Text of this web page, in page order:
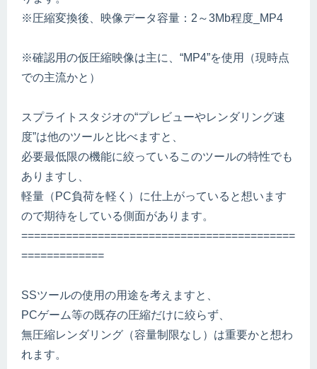
※圧縮変換後、映像データ容量：2～3Mb程度_MP4
※確認用の仮圧縮映像は主に、“MP4”を使用（現時点
での主流かと）
スプライトスタジオの“プレビューやレンダリング速
度”は他のツールと比べますと、
必要最低限の機能に絞っているこのツールの特性でも
ありますし、
軽量（PC負荷を軽く）に仕上がっていると想います
ので期待をしている側面があります。
===========================================
=============
SSツールの使用の用途を考えますと、
PCゲーム等の既存の圧縮だけに絞らず、
無圧縮レンダリング（容量制限なし）は重要かと想わ
れます。